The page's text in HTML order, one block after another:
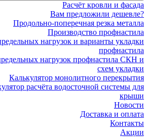
Расчёт кровли и фасада
Вам предложили дешевле?
Продольно-поперечная резка металла
Производство профнастила
нагрузок и варианты укладки
профнастила
нагрузок профнастила СКН и
схем укладки
Калькулятор монолитного перекрытия
расчёта водосточной системы для
крыши
Новости
Доставка и оплата
Контакты
Акции